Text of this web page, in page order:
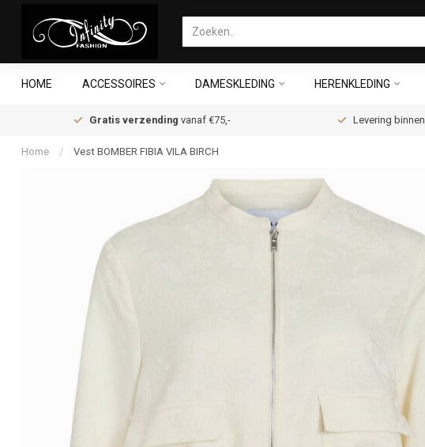
HOME ACCESSOIRES DAMESKLEDING HERENKLEDING
Gratis verzending vanaf €75,- Levering binnen
Home / Vest BOMBER FIBIA VILA BIRCH